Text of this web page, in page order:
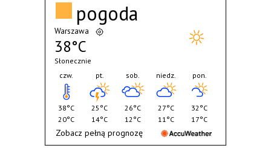
pogoda
Warszawa
38°C
Słonecznie
czw.
38°C
20°C
pt.
25°C
14°C
sob.
26°C
12°C
niedz.
27°C
11°C
pon.
32°C
17°C
Zobacz pełną prognozę